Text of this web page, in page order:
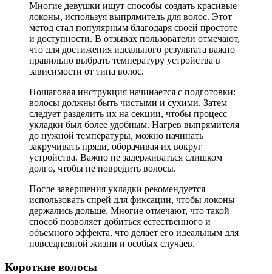
Многие девушки ищут способы создать красивые
локоны, используя выпрямитель для волос. Этот
метод стал популярным благодаря своей простоте
и доступности. В отзывах пользователи отмечают,
что для достижения идеального результата важно
правильно выбрать температуру устройства в
зависимости от типа волос.
Пошаговая инструкция начинается с подготовки:
волосы должны быть чистыми и сухими. Затем
следует разделить их на секции, чтобы процесс
укладки был более удобным. Нагрев выпрямителя
до нужной температуры, можно начинать
закручивать пряди, оборачивая их вокруг
устройства. Важно не задерживаться слишком
долго, чтобы не повредить волосы.
После завершения укладки рекомендуется
использовать спрей для фиксации, чтобы локоны
держались дольше. Многие отмечают, что такой
способ позволяет добиться естественного и
объемного эффекта, что делает его идеальным для
повседневной жизни и особых случаев.
Короткие волосы